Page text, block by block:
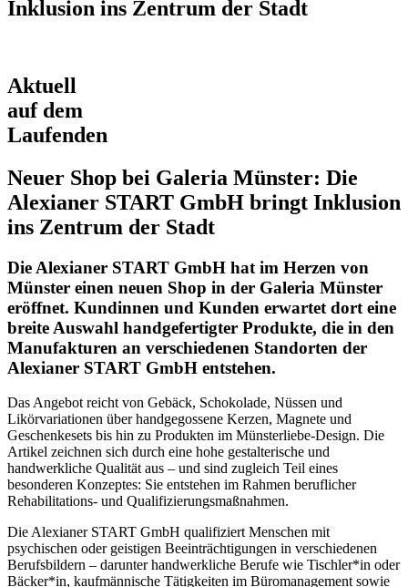
Inklusion ins Zentrum der Stadt
Aktuell
auf dem
Laufenden
Neuer Shop bei Galeria Münster: Die
Alexianer START GmbH bringt Inklusion
ins Zentrum der Stadt
Die Alexianer START GmbH hat im Herzen von
Münster einen neuen Shop in der Galeria Münster
eröffnet. Kundinnen und Kunden erwartet dort eine
breite Auswahl handgefertigter Produkte, die in den
Manufakturen an verschiedenen Standorten der
Alexianer START GmbH entstehen.
Das Angebot reicht von Gebäck, Schokolade, Nüssen und
Likörvariationen über handgegossene Kerzen, Magnete und
Geschenkesets bis hin zu Produkten im Münsterliebe-Design. Die
Artikel zeichnen sich durch eine hohe gestalterische und
handwerkliche Qualität aus – und sind zugleich Teil eines
besonderen Konzeptes: Sie entstehen im Rahmen beruflicher
Rehabilitations- und Qualifizierungsmaßnahmen.
Die Alexianer START GmbH qualifiziert Menschen mit
psychischen oder geistigen Beeinträchtigungen in verschiedenen
Berufsbildern – darunter handwerkliche Berufe wie Tischler*in oder
Bäcker*in, kaufmännische Tätigkeiten im Büromanagement sowie